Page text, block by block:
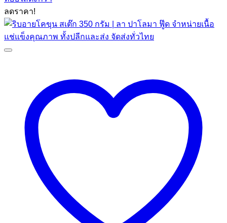
was:
ลดราคา!